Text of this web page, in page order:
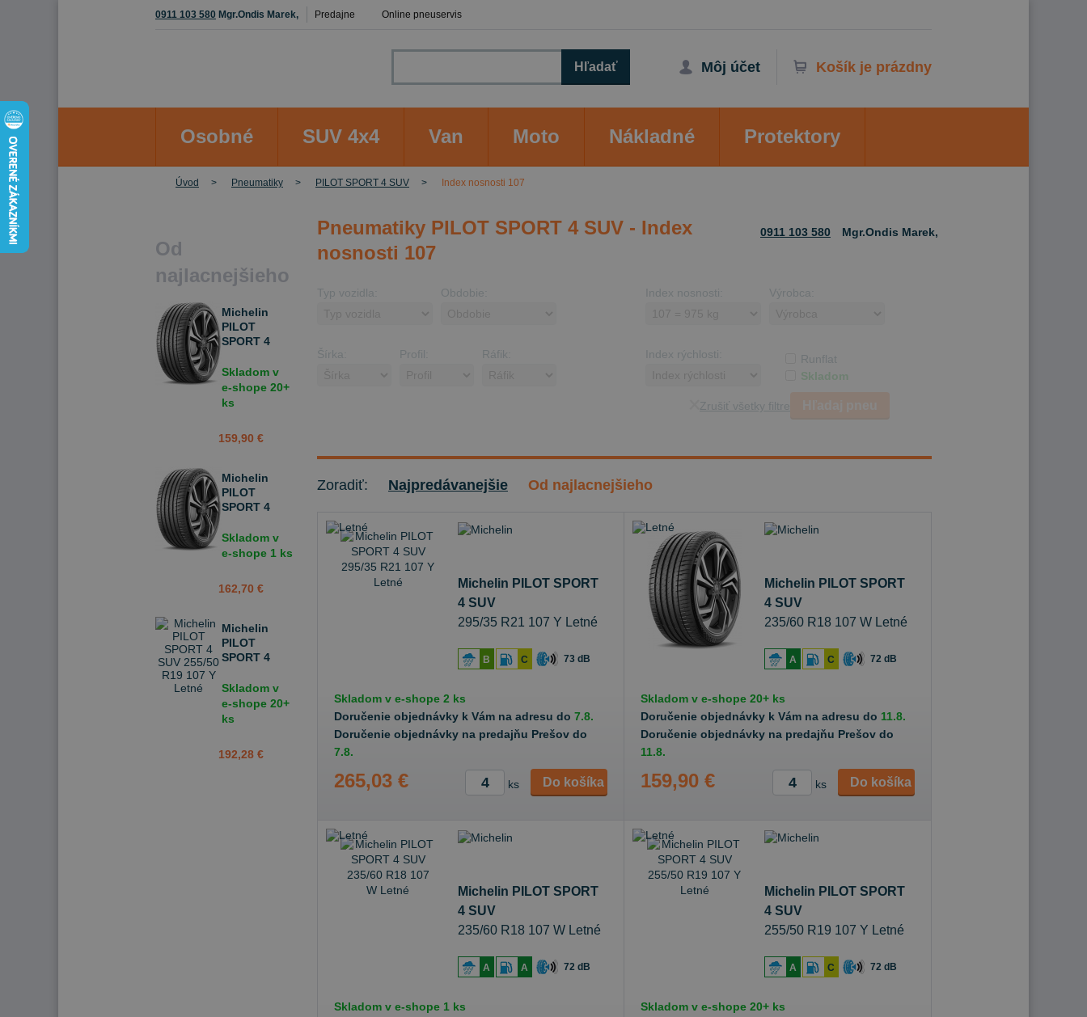
0911 103 580 Mgr.Ondis Marek, Predajne Online pneuservis
Košík je prázdny
Môj účet
Hľadať
Osobné SUV 4x4 Van Moto Nákladné Protektory
Úvod Pneumatiky PILOT SPORT 4 SUV Index nosnosti 107
Od
najlacnejšieho
Michelin
PILOT
SPORT 4
R18 107 W
Letné
Skladom v
e-shope 20+
ks
159,90 €
Michelin
PILOT
SPORT 4
R18 107 W
Letné
Skladom v
e-shope 1 ks
162,70 €
Michelin
PILOT
SPORT 4
R19 107 Y
Letné
Skladom v
e-shope 20+
ks
192,28 €
Pneumatiky PILOT SPORT 4 SUV - Index
nosnosti 107
0911 103 580 Mgr.Ondis Marek,
Typ vozidla: Obdobie: Index nosnosti: Výrobca:
Šírka: Profil: Ráfik: Index rýchlosti:
Runflat
Skladom
Zrušiť všetky filtre
Zoradiť: Najpredávanejšie Od najlacnejšieho
Michelin PILOT SPORT
4 SUV
295/35 R21 107 Y Letné
B C 73 dB
Skladom v e-shope 2 ks
Doručenie objednávky k Vám na adresu do 7.8.
Doručenie objednávky na predajňu Prešov do
7.8.
265,03 € ks Do košíka
Michelin PILOT SPORT
4 SUV
235/60 R18 107 W Letné
A C 72 dB
Skladom v e-shope 20+ ks
Doručenie objednávky k Vám na adresu do 11.8.
Doručenie objednávky na predajňu Prešov do
11.8.
159,90 € ks Do košíka
Michelin PILOT SPORT
4 SUV
235/60 R18 107 W Letné
A A 72 dB
Skladom v e-shope 1 ks
Michelin PILOT SPORT
4 SUV
255/50 R19 107 Y Letné
A C 72 dB
Skladom v e-shope 20+ ks